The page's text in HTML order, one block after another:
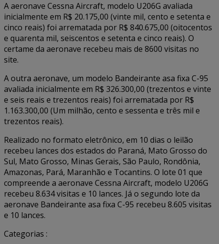
A aeronave Cessna Aircraft, modelo U206G avaliada
inicialmente em R$ 20.175,00 (vinte mil, cento e setenta e
cinco reais) foi arrematada por R$ 840.675,00 (oitocentos
e quarenta mil, seiscentos e setenta e cinco reais). O
certame da aeronave recebeu mais de 8600 visitas no
site.
A outra aeronave, um modelo Bandeirante asa fixa C-95
avaliada inicialmente em R$ 326.300,00 (trezentos e vinte
e seis reais e trezentos reais) foi arrematada por R$
1.163.300,00 (Um milhão, cento e sessenta e três mil e
trezentos reais).
Realizado no formato eletrônico, em 10 dias o leilão
recebeu lances dos estados do Paraná, Mato Grosso do
Sul, Mato Grosso, Minas Gerais, São Paulo, Rondônia,
Amazonas, Pará, Maranhão e Tocantins. O lote 01 que
compreende a aeronave Cessna Aircraft, modelo U206G
recebeu 8.634 visitas e 10 lances. Já o segundo lote da
aeronave Bandeirante asa fixa C-95 recebeu 8.605 visitas
e 10 lances.
Categorias :